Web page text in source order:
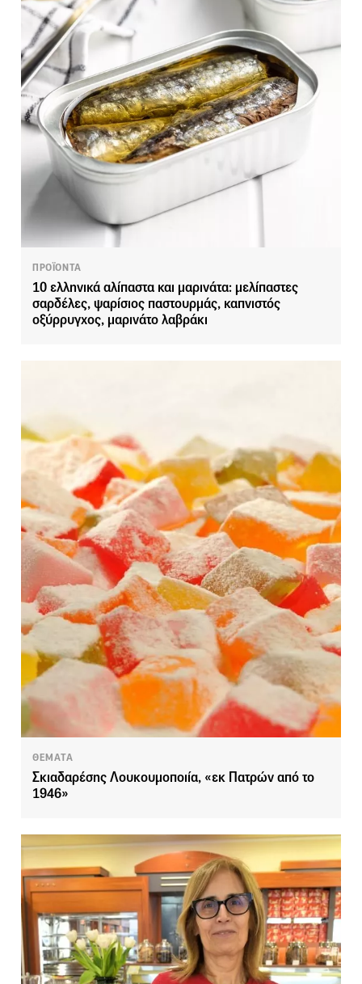
ΠΡΟΪΟΝΤΑ
10 ελληνικά αλίπαστα και μαρινάτα: μελίπαστες
σαρδέλες, ψαρίσιος παστουρμάς, καπνιστός
οξύρρυγχος, μαρινάτο λαβράκι
ΘΕΜΑΤΑ
Σκιαδαρέσης Λουκουμοποιία, «εκ Πατρών από το
1946»